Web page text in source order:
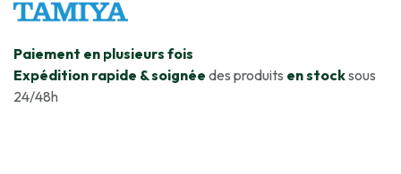
​Paiement en plusieurs fois
Expédition rapide & soignée des produits en stocksous
24/48h